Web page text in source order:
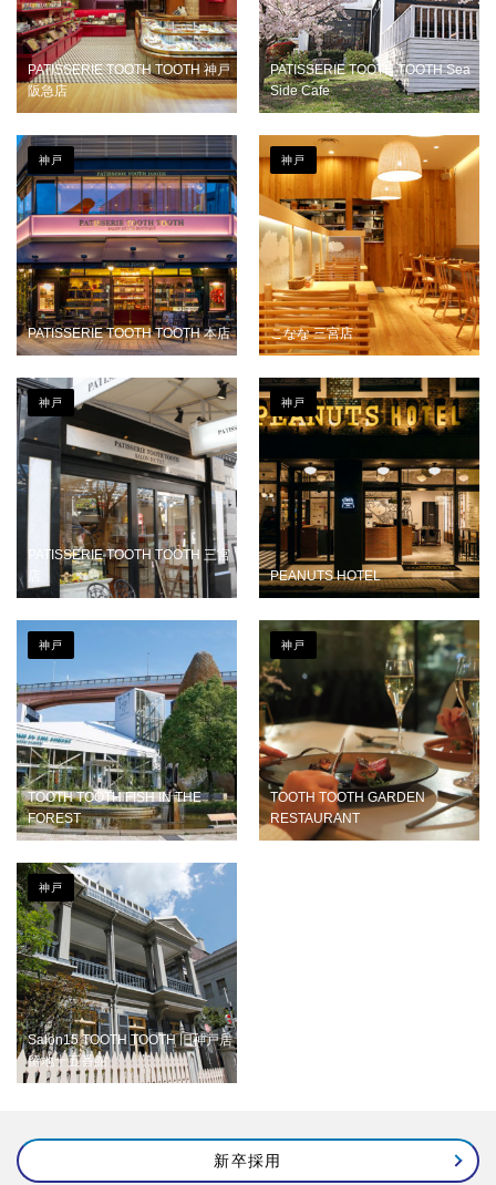
PATISSERIE TOOTH TOOTH 神戸
阪急店
PATISSERIE TOOTH TOOTH Sea
Side Cafe
PATISSERIE TOOTH TOOTH 本店
神戸
こなな 三宮店
神戸
PATISSERIE TOOTH TOOTH 三宮
神戸
PEANUTS HOTEL
神戸
TOOTH TOOTH FISH IN THE
FOREST
神戸
TOOTH TOOTH GARDEN
RESTAURANT
神戸
Salon15 TOOTH TOOTH 旧神戸居
留地十五番館
神戸
新卒採用